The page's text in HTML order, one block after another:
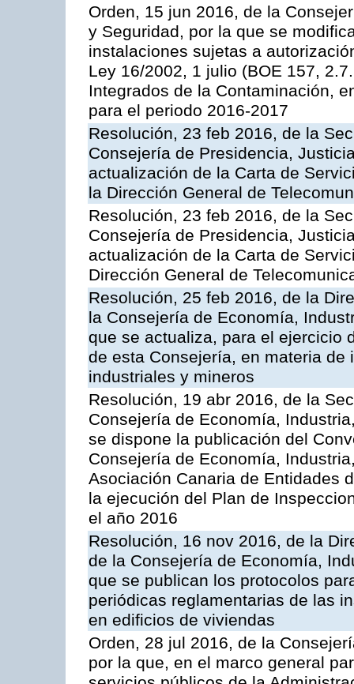
Orden, 15 jun 2016, de la
y Seguridad, por la que se
instalaciones sujetas a
Ley 16/2002, 1 julio (BOE 157,
Integrados de la Contaminación,
para el periodo 2016-2017
Resolución, 23 feb 2016, de la
Consejería de Presidencia,
actualización de la Carta de
la Dirección General de
Resolución, 23 feb 2016, de la
Consejería de Presidencia,
actualización de la Carta de
Dirección General de
Resolución, 25 feb 2016, de la
la Consejería de Economía,
que se actualiza, para el ejercicio
de esta Consejería, en materia
industriales y mineros
Resolución, 19 abr 2016, de la
Consejería de Economía,
se dispone la publicación del
Consejería de Economía,
Asociación Canaria de Entidades
la ejecución del Plan de
el año 2016
Resolución, 16 nov 2016, de la
de la Consejería de Economía,
que se publican los protocolos
periódicas reglamentarias de las
en edificios de viviendas
Orden, 28 jul 2016, de la
por la que, en el marco general